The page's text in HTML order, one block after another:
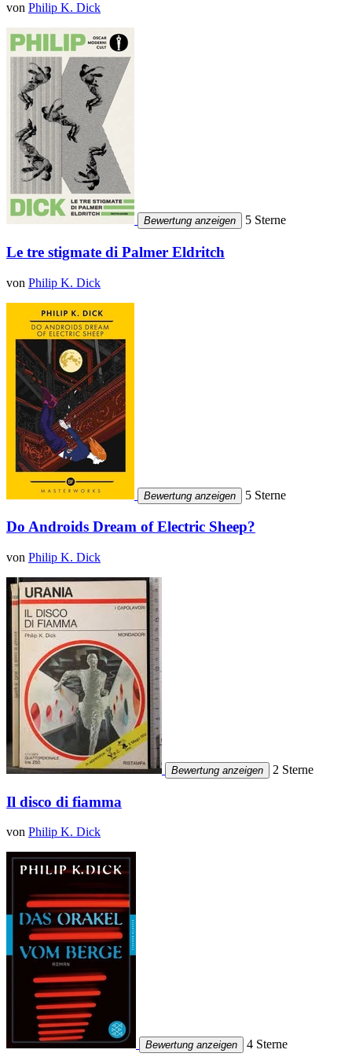
von Philip K. Dick
Bewertung anzeigen 5 Sterne
Le tre stigmate di Palmer Eldritch
von Philip K. Dick
Bewertung anzeigen 5 Sterne
Do Androids Dream of Electric Sheep?
von Philip K. Dick
Bewertung anzeigen 2 Sterne
Il disco di fiamma
von Philip K. Dick
Bewertung anzeigen 4 Sterne